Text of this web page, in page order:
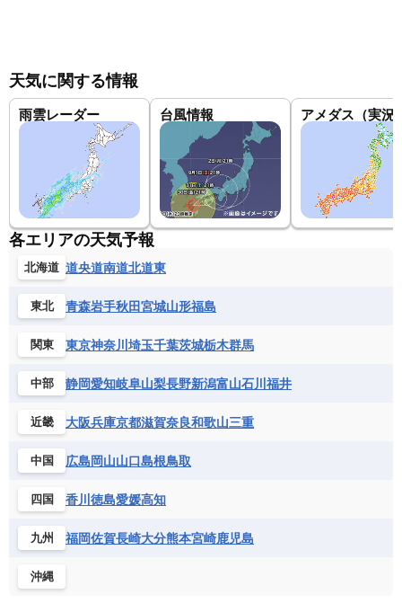
天気に関する情報
雨雲レーダー 台風情報 アメダス（実況
各エリアの天気予報
北海道 道央道南道北道東
東北 青森岩手秋田宮城山形福島
関東 東京神奈川 埼玉千葉茨城栃木群馬
中部 静岡愛知岐阜山梨長野新潟富山石川 福井
近畿 大阪兵庫京都滋賀奈良和歌山三重
中国 広島岡山山口島根鳥取
四国 香川 徳島愛媛高知
九州 福岡佐賀長崎大分熊本宮崎鹿児島
沖縄